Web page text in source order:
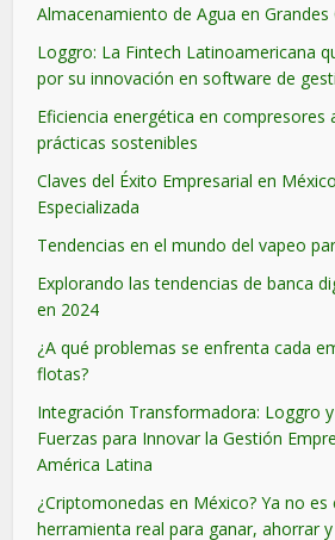
Almacenamiento de Agua en Grandes
Loggro: La Fintech Latinoamericana
por su innovación en software de
Eficiencia energética en compresores
prácticas sostenibles
Claves del Éxito Empresarial en
Especializada
Tendencias en el mundo del vapeo
Explorando las tendencias de banca
en 2024
¿A qué problemas se enfrenta cada
flotas?
Integración Transformadora: Loggro
Fuerzas para Innovar la Gestión
América Latina
¿Criptomonedas en México? Ya no es
herramienta real para ganar, ahorrar